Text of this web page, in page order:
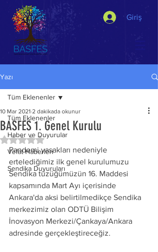
Giriş
Yazı
Tüm Eklenenler
Haber ve Duyurular
Vefat Haberleri
Sendika Duyuruları
Tüm Eklenenler
BASFES 1. Genel Kurulu
10 Mar 2021 2 dakikada okunur
5 üzerinden NaN yıldız
Pandemi yasakları nedeniyle
ertelediğimiz ilk genel kurulumuzu
Sendika tüzüğümüzün 16. Maddesi
kapsamında Mart Ayı içerisinde
Ankara'da aksi belirtilmedikçe Sendika
merkezimiz olan ODTÜ Bilişim
İnovasyon Merkezi/Çankaya/Ankara
adresinde gerçekleştireceğiz.